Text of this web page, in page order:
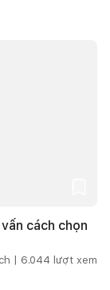
cách chọn
| 6.044 lượt xem